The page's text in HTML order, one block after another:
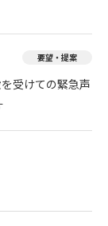
要望・提案
受けての緊急声